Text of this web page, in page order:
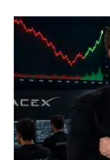
SPCX : SpaceX